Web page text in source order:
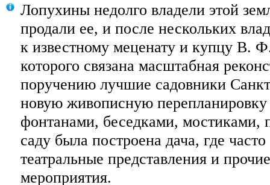
Лопухины недолго владели этой
продали ее, и после нескольких
к известному меценату и купцу В.
которого связана масштабная
поручению лучшие садовники
новую живописную перепланировку
фонтанами, беседками, мостиками,
саду была построена дача, где
театральные представления и
мероприятия.